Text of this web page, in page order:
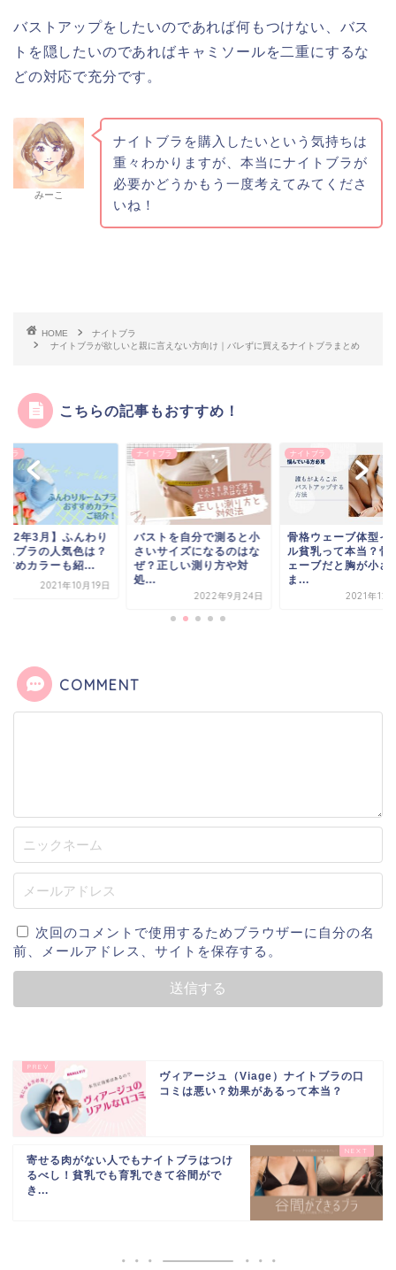
バストアップをしたいのであれば何もつけない、バス
トを隠したいのであればキャミソールを二重にするな
どの対応で充分です。
みーこ
ナイトブラを購入したいという気持ちは
重々わかりますが、本当にナイトブラが
必要かどうかもう一度考えてみてくださ
いね！
HOME
ナイトブラ
ナイトブラが欲しいと親に言えない方向け｜バレずに買えるナイトブラまとめ
こちらの記事もおすすめ！
ブラ
年3月】ふんわり
ムブラの人気色は？
すめカラーも紹...
2021年10月19日
ナイトブラ
バストを自分で測ると小
さいサイズになるのはな
ぜ？正しい測り方や対
処...
2022年9月24日
ナイトブラ
骨格ウェーブ体型イ
ル貧乳って本当？骨
ェーブだと胸が小さ
ま...
2021年12
COMMENT
次回のコメントで使用するためブラウザーに自分の名
前、メールアドレス、サイトを保存する。
ヴィアージュ（Viage）ナイトブラの口
コミは悪い？効果があるって本当？
寄せる肉がない人でもナイトブラはつけ
るべし！貧乳でも育乳できて谷間がで
き...